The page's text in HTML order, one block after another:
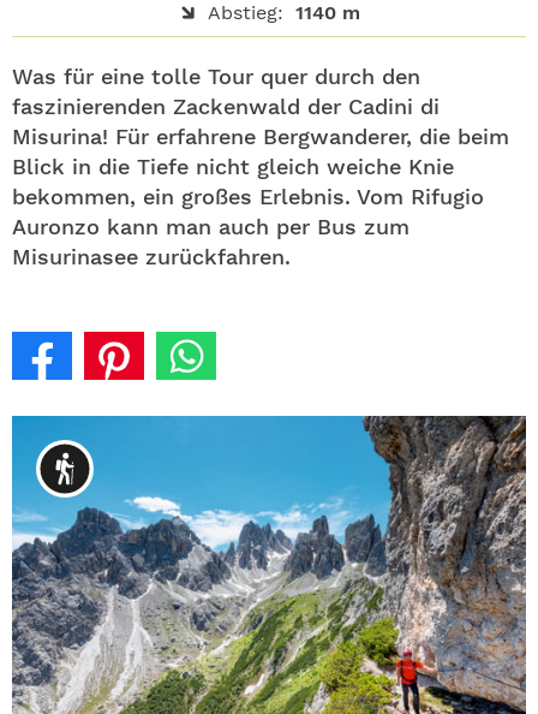
Abstieg: 1140 m
Was für eine tolle Tour quer durch den
faszinierenden Zackenwald der Cadini di
Misurina! Für erfahrene Bergwanderer, die beim
Blick in die Tiefe nicht gleich weiche Knie
bekommen, ein großes Erlebnis. Vom Rifugio
Auronzo kann man auch per Bus zum
Misurinasee zurückfahren.